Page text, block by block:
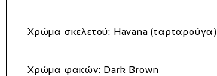
Χρώμα σκελετού: Havana (ταρταρούγα)
Χρώμα φακών: Dark Brown